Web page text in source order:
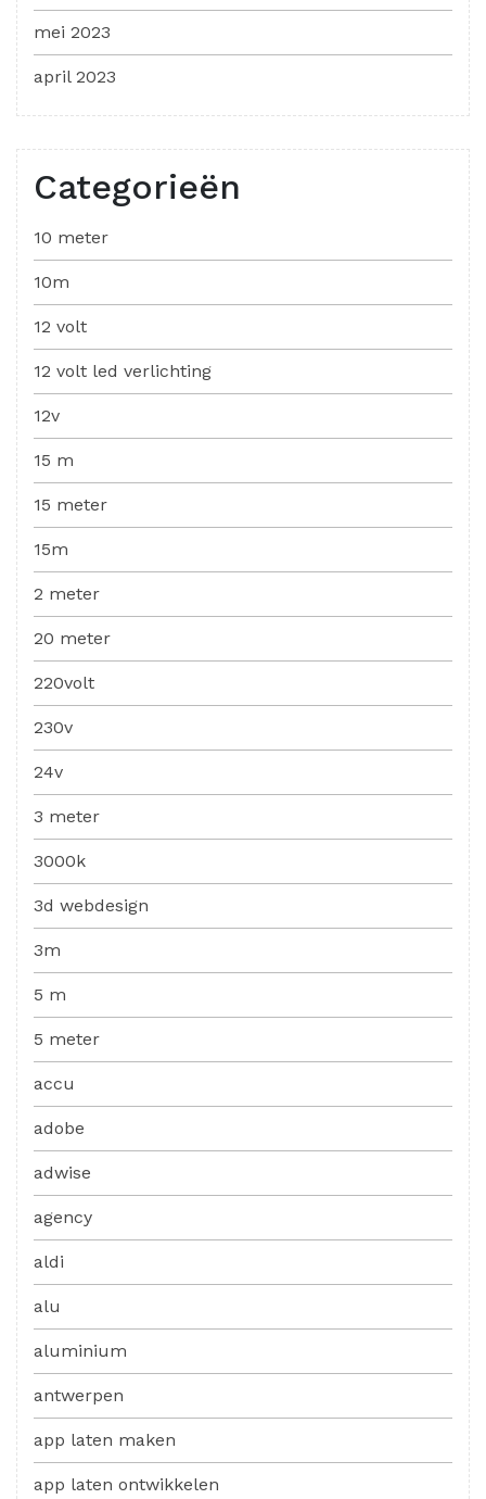
mei 2023
april 2023
Categorieën
10 meter
10m
12 volt
12 volt led verlichting
12v
15 m
15 meter
15m
2 meter
20 meter
220volt
230v
24v
3 meter
3000k
3d webdesign
3m
5 m
5 meter
accu
adobe
adwise
agency
aldi
alu
aluminium
antwerpen
app laten maken
app laten ontwikkelen